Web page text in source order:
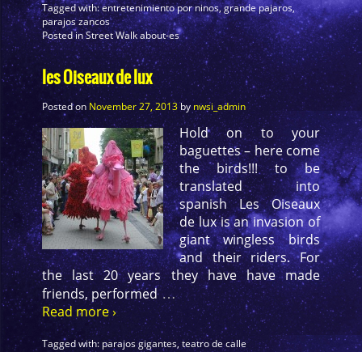
Tagged with:entretenimiento por ninos,grande pajaros,
parajos zancos
Posted inStreet Walk about-es
les Oiseaux de lux
Posted on November 27, 2013bynwsi_admin
Hold on to your
baguettes – here come
the birds!!! to be
translated into
spanish Les Oiseaux
de lux is an invasion of
giant wingless birds
and their riders. For
the last 20 years they have have made
friends, performed …
Read more ›
Tagged with: parajos gigantes,teatro de calle